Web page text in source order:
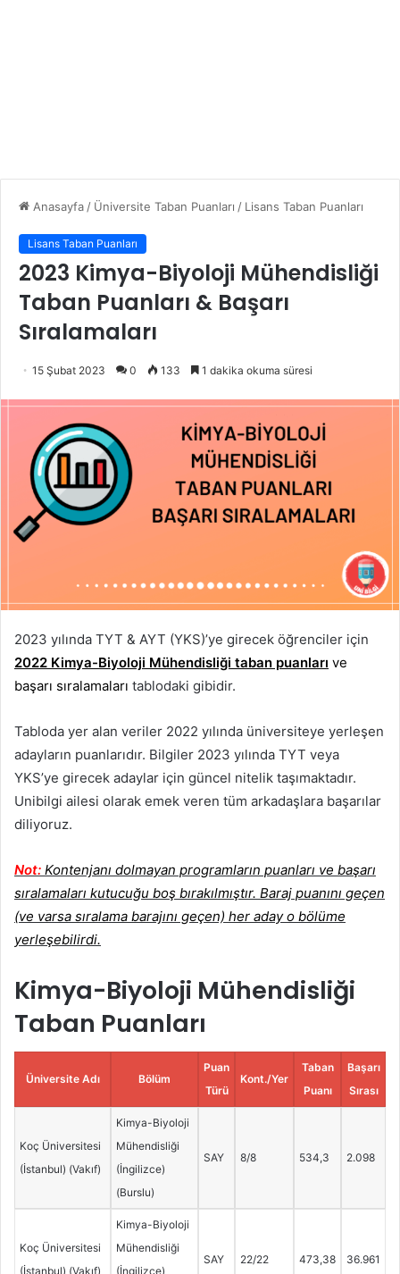
Anasayfa / Üniversite Taban Puanları / Lisans Taban Puanları
Lisans Taban Puanları
2023 Kimya-Biyoloji Mühendisliği
Taban Puanları & Başarı
Sıralamaları
15 Şubat 2023 0 133 1 dakika okuma süresi
2023 yılında TYT & AYT (YKS)’ye girecek öğrenciler için
2022 Kimya-Biyoloji Mühendisliği taban puanları ve
başarı sıralamaları tablodaki gibidir.
Tabloda yer alan veriler 2022 yılında üniversiteye yerleşen
adayların puanlarıdır. Bilgiler 2023 yılında TYT veya
YKS’ye girecek adaylar için güncel nitelik taşımaktadır.
Unibilgi ailesi olarak emek veren tüm arkadaşlara başarılar
diliyoruz.
Not: Kontenjanı dolmayan programların puanları ve başarı
sıralamaları kutucuğu boş bırakılmıştır. Baraj puanını geçen
(ve varsa sıralama barajını geçen) her aday o bölüme
yerleşebilirdi.
Kimya-Biyoloji Mühendisliği
Taban Puanları
Üniversite Adı Bölüm
Puan
Türü
Kont./Yer
Taban
Puanı
Başarı
Sırası
Koç Üniversitesi
(İstanbul) (Vakıf)
Kimya-Biyoloji
Mühendisliği
(İngilizce)
(Burslu)
SAY 8/8 534,3 2.098
Koç Üniversitesi
(İstanbul) (Vakıf)
Kimya-Biyoloji
Mühendisliği
(İngilizce)
SAY 22/22 473,38 36.961